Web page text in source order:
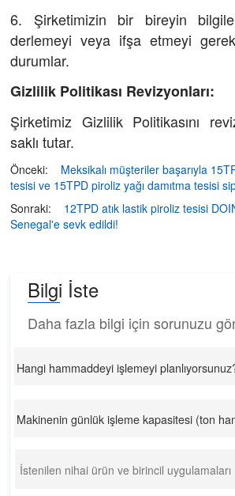
6. Şirketimizin bir bireyin
derlemeyi veya ifşa etmeyi
durumlar.
Gizlilik Politikası Revizyonları:
Şirketimiz Gizlilik Politikasını
saklı tutar.
Önceki:
Meksikalı müşteriler başarıyla
tesisi ve 15TPD piroliz yağı damıtma tesisi
Sonraki:
12TPD atık lastik piroliz tesisi
Senegal'e sevk edildi!
Bilgi İste
Daha fazla bilgi için sorunuzu